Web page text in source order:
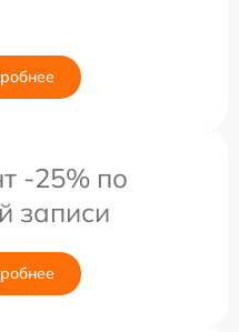
-25% по
записи